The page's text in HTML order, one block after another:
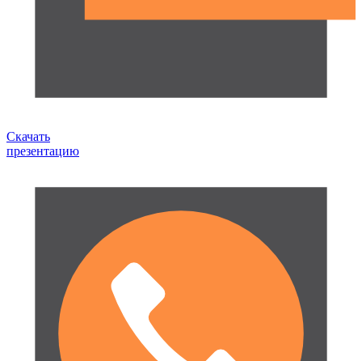
Скачать
презентацию